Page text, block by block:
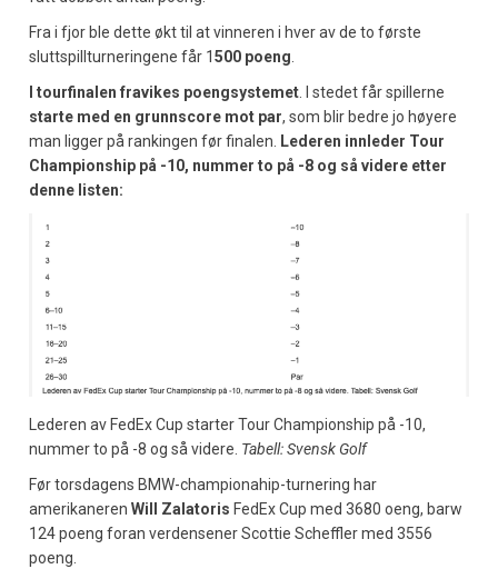
Fra i fjor ble dette økt til at vinneren i hver av de to første
sluttspillturneringene får 1500 poeng
I tourfinalen fravikes poengsystemet . I stedet får spillerne
starte med en grunnscore mot par, som blir bedre jo høyere
man ligger på rankingen før finalen.
Lederen innleder Tour
Championship på -10, nummer to på -8 og så videre etter
denne listen:
Lederen av FedEx Cup starter Tour Championship på -10,
nummer to på -8 og så videre. Tabell: Svensk Golf
Før torsdagens BMW-championahip-turnering har
amerikaneren Will Zalatoris FedEx Cup med 3680 oeng, barw
124 poeng foran verdensener Scottie Scheffler med 3556
poeng.